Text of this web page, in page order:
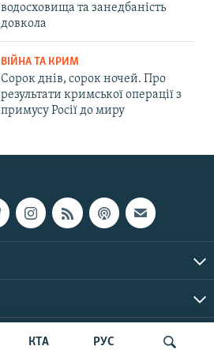
КТА РУС
водосховища та занедбаність
довкола
ВІЙНА ТА КРИМ
Сорок днів, сорок ночей. Про
результати кримської операції з
примусу Росії до миру
2026 | Усі права застережено.